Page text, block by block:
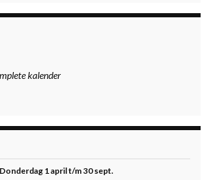
kalender
Donderdag 1 april t/m 30 sept.